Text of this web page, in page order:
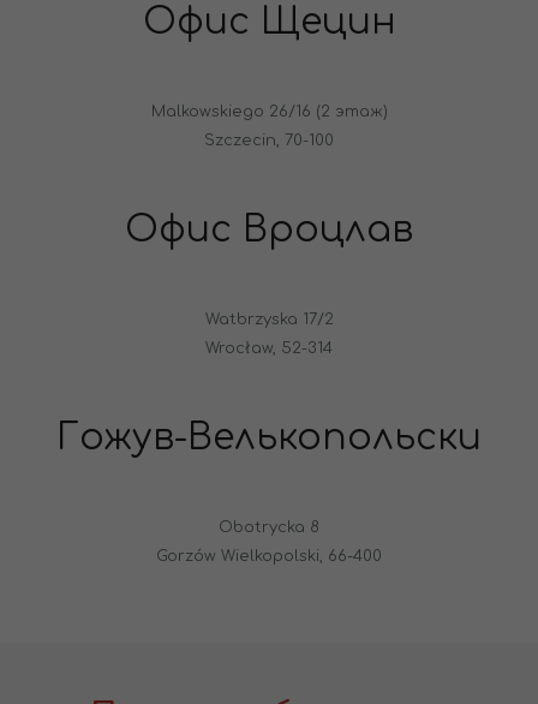
Офис Щецин
Malkowskiego 26/16 (2 этаж)
Szczecin, 70-100
Офис Вроцлав
Watbrzyska 17/2
Wrocław, 52-314
Гожув-Велькопольски
Obotrycka 8
Gorzów Wielkopolski, 66-400